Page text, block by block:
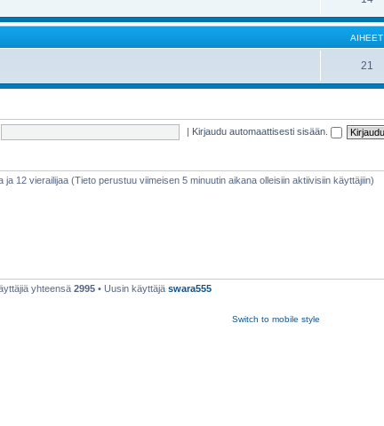
AIHEET
21
| Kirjaudu automaattisesti sisään.
12 vierailijaa (Tieto perustuu viimeisen 5 minuutin aikana olleisiin aktiivisiin käyttäjiin)
yhteensä 2995 • Uusin käyttäjä swara555
Switch to mobile style